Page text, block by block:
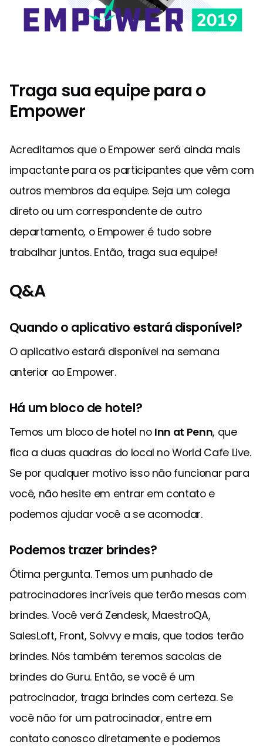
Traga sua equipe para o
Empower
Acreditamos que o Empower será ainda mais
impactante para os participantes que vêm com
outros membros da equipe. Seja um colega
direto ou um correspondente de outro
departamento, o Empower é tudo sobre
trabalhar juntos. Então, traga sua equipe!
Q&A
Quando o aplicativo estará disponível?
O aplicativo estará disponível na semana
anterior ao Empower.
Há um bloco de hotel?
Temos um bloco de hotel no Inn at Penn, que
fica a duas quadras do local no World Cafe Live.
Se por qualquer motivo isso não funcionar para
você, não hesite em entrar em contato e
podemos ajudar você a se acomodar.
Podemos trazer brindes?
Ótima pergunta. Temos um punhado de
patrocinadores incríveis que terão mesas com
brindes. Você verá Zendesk, MaestroQA,
SalesLoft, Front, Solvvy e mais, que todos terão
brindes. Nós também teremos sacolas de
brindes do Guru. Então, se você é um
patrocinador, traga brindes com certeza. Se
você não for um patrocinador, entre em
contato conosco diretamente e podemos